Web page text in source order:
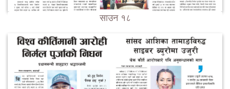
साउन १८